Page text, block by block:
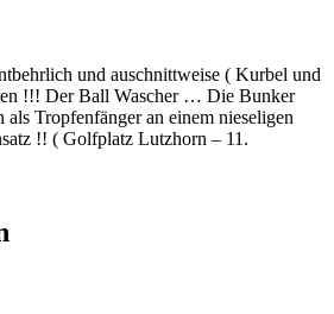
und auschnittweise ( Kurbel und
!!! Der Ball Wascher … Die Bunker
Tropfenfänger an einem nieseligen
!! ( Golfplatz Lutzhorn – 11.